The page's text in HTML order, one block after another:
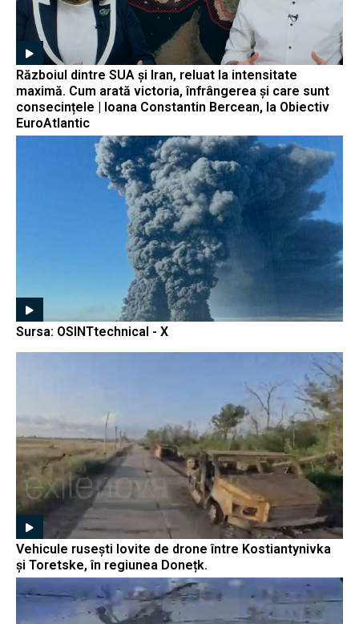
Războiul dintre SUA și Iran, reluat la intensitate
maximă. Cum arată victoria, înfrângerea și care sunt
consecințele | Ioana Constantin Bercean, la Obiectiv
EuroAtlantic
Sursa: OSINTtechnical - X
Vehicule rusești lovite de drone între Kostiantynivka
și Toretske, în regiunea Donețk.